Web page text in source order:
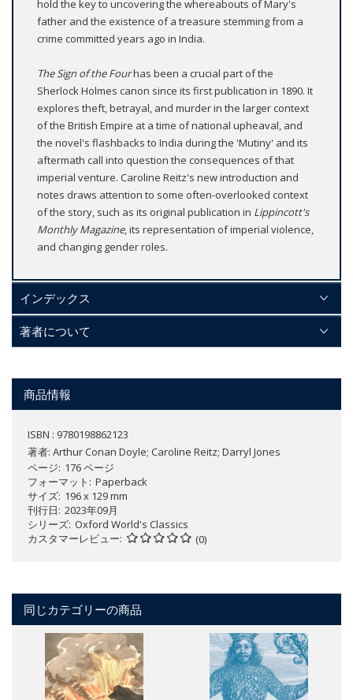
hold the key to uncovering the whereabouts of Mary's
father and the existence of a treasure stemming from a
crime committed years ago in India.
The Sign of the Fourhas been a crucial part of the
Sherlock Holmes canon since its first publication in 1890. It
explores theft, betrayal, and murder in the larger context
of the British Empire at a time of national upheaval, and
the novel's flashbacks to India during the 'Mutiny' and its
aftermath call into question the consequences of that
imperial venture. Caroline Reitz's new introduction and
notes draws attention to some often-overlooked context
of the story, such as its original publication in Lippincott's
Monthly Magazine, its representation of imperial violence,
and changing gender roles.
インデックス
著者について
商品情報
ISBN : 9780198862123
著者: Arthur Conan Doyle; Caroline Reitz; Darryl Jones
ページ 176 ページ
フォーマット
Paperback
サイズ 196 x 129 mm
刊行日 2023年09月
シリーズ Oxford World's Classics
カスタマーレビュー
(0)
同じカテゴリーの商品